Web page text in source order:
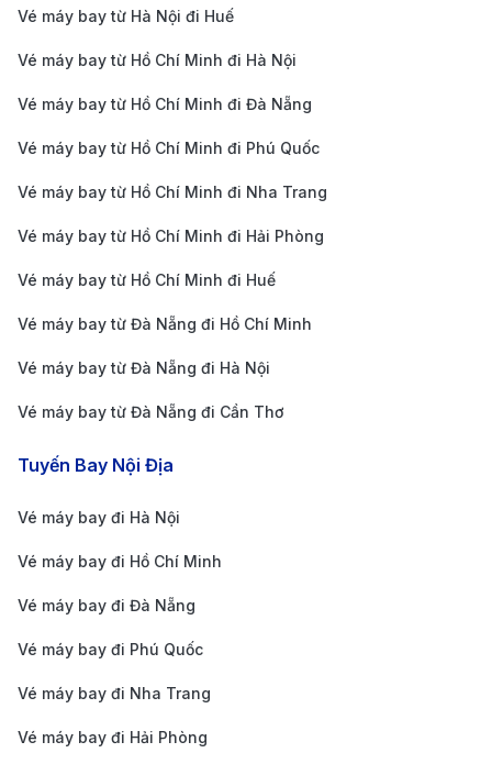
bay với trung tâm San Diego, là phương án tiết
kiệm cho du khách.
Xe đưa đón khách sạn: Một số khách sạn lớn
miễn phí hoặc tính phí. Hành khách nên liên hệ
trước với khách sạn để đặt chỗ nếu có nhu cầu.
Mẹo đặt vé máy bay giá rẻ từ Côn
Đảo đến Philadelphia
Lên kế hoạch đặt vé sớm: Để có mức giá tốt nhất,
bạn nên đặt vé trước khoảng 2-3 tháng, đặc biệt là
thường đi kèm với nhiều ưu đãi hấp dẫn hơn so với
việc đặt vé sát ngày bay.
các nền tảng đặt vé đáng tin cậy như 190 Booking
giúp bạn dễ dàng đối chiếu giá vé từ nhiều hãng
khác nhau, giúp lựa chọn chuyến bay phù hợp với
bay từ Côn Đảo đến Philadelphia thường phải dừng
chân ở ít nhất hai điểm. Việc chọn chuyến bay có
Vé máy bay từ Hà Nội đi Huế
Vé máy bay từ Hồ Chí Minh đi Hà Nội
Vé máy bay từ Hồ Chí Minh đi Đà Nẵng
Vé máy bay từ Hồ Chí Minh đi Phú Quốc
Vé máy bay từ Hồ Chí Minh đi Nha Trang
Vé máy bay từ Hồ Chí Minh đi Hải Phòng
Vé máy bay từ Hồ Chí Minh đi Huế
Vé máy bay từ Đà Nẵng đi Hồ Chí Minh
Vé máy bay từ Đà Nẵng đi Hà Nội
Vé máy bay từ Đà Nẵng đi Cần Thơ
Tuyến Bay Nội Địa
Vé máy bay đi Hà Nội
Vé máy bay đi Hồ Chí Minh
Vé máy bay đi Đà Nẵng
Vé máy bay đi Phú Quốc
Vé máy bay đi Nha Trang
Vé máy bay đi Hải Phòng